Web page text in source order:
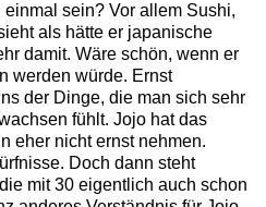
sein? Vor allem Sushi,
als hätte er japanische
damit. Wäre schön, wenn er
werden würde. Ernst
der Dinge, die man sich sehr
fühlt. Jojo hat das
eher nicht ernst nehmen.
Doch dann steht
mit 30 eigentlich auch schon